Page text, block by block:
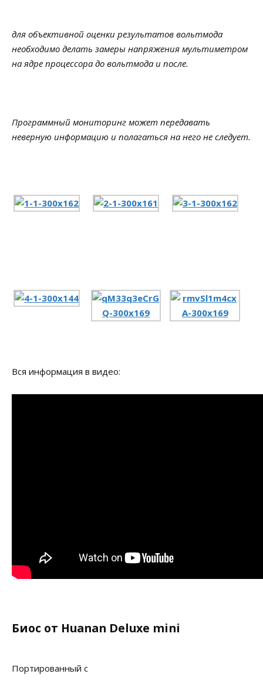
для объективной оценки результатов вольтмода
необходимо делать замеры напряжения мультиметром
на ядре процессора до вольтмода и после.
Программный мониторинг может передавать
неверную информацию и полагаться на него не следует.
Вся информация в видео:
Биос от Huanan Deluxe mini
Портированный с